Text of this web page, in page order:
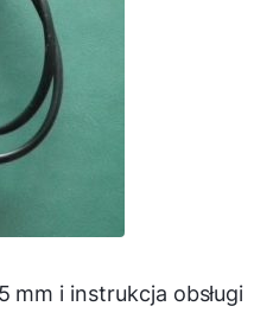
mm i instrukcja obsługi